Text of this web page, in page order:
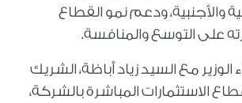
والأجنبية، ودعم نمو القطاع
على التوسع والمنافسة.
مع السيد زياد أباظة، الشريك
الاستثمارات المباشرة بالشركة،